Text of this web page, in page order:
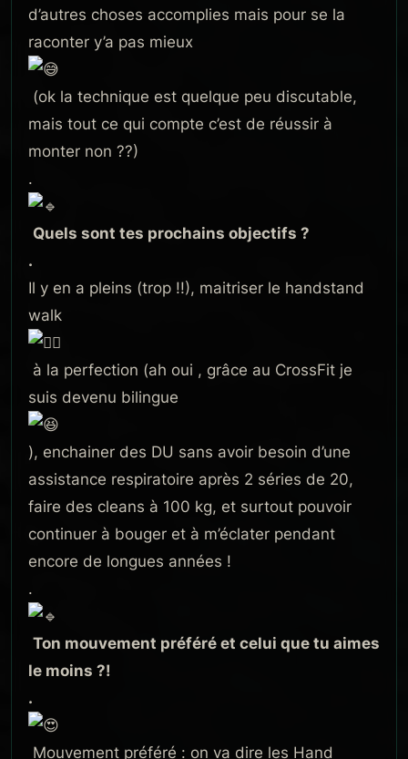
d’autres choses accomplies mais pour se la
raconter y’a pas mieux
(ok la technique est quelque peu discutable,
mais tout ce qui compte c’est de réussir à
monter non ??)
.
Quels sont tes prochains objectifs ?
.
Il y en a pleins (trop !!), maitriser le handstand
walk
à la perfection (ah oui , grâce au CrossFit je
suis devenu bilingue
), enchainer des DU sans avoir besoin d’une
assistance respiratoire après 2 séries de 20,
faire des cleans à 100 kg, et surtout pouvoir
continuer à bouger et à m’éclater pendant
encore de longues années !
.
Ton mouvement préféré et celui que tu aimes
le moins ?!
.
Mouvement préféré : on va dire les Hand